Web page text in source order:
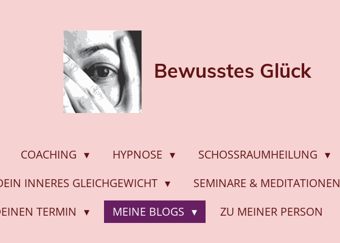
Bewusstes Glück
COACHING HYPNOSE SCHOSSRAUMHEILUNG
INNERES GLEICHGEWICHT
SEMINARE & MEDITATIONEN
TERMIN
MEINE BLOGS ZU MEINER PERSON